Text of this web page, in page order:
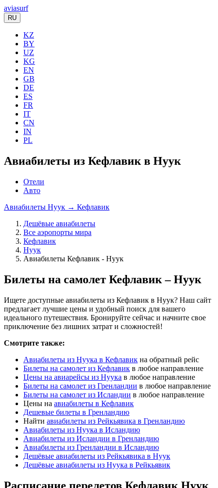
aviasurf
RU
KZ
BY
UZ
KG
EN
GB
DE
ES
FR
IT
CN
IN
PL
Авиабилеты из Кефлавик в Нуук
Отели
Авто
Авиабилеты Нуук → Кефлавик
Дешёвые авиабилеты
Все аэропорты мира
Кефлавик
Нуук
Авиабилеты Кефлавик - Нуук
Билеты на самолет Кефлавик – Нуук
Ищете доступные авиабилеты из Кефлавик в Нуук? Наш сайт
предлагает лучшие цены и удобный поиск для вашего
идеального путешествия. Бронируйте сейчас и начните свое
приключение без лишних затрат и сложностей!
Смотрите также:
Авиабилеты из Нуука в Кефлавик на обратный рейс
Билеты на самолет из Кефлавик в любое направление
Цены на авиарейсы из Нуука в любое направление
Билеты на самолет из Гренландии в любое направление
Билеты на самолет из Исландии в любое направление
Цены на авиабилеты в Кефлавик
Дешевые билеты в Гренландию
Найти авиабилеты из Рейкьявика в Гренландию
Авиабилеты из Нуука в Исландию
Авиабилеты из Исландии в Гренландию
Авиабилеты из Гренландии в Исландию
Дешёвые авиабилеты из Рейкьявика в Нуук
Дешёвые авиабилеты из Нуука в Рейкьявик
Расписание перелетов Кефлавик Нуук